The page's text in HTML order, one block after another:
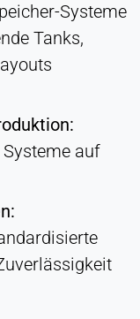
Systeme
Tanks,
auf